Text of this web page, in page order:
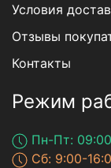
Условия
Отзывы
Контакты
Режим
Пн-Пт:
Сб: 9:00-